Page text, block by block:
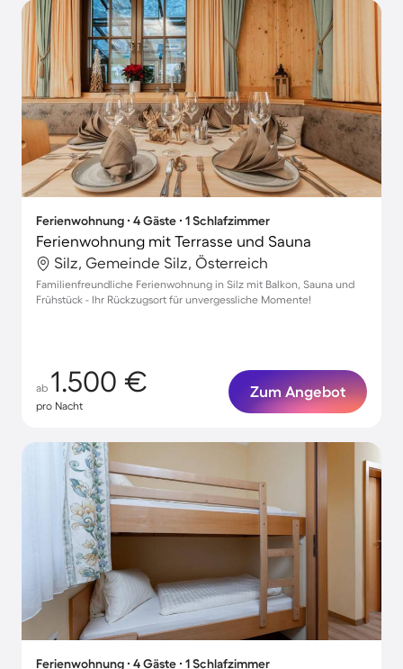
Ferienwohnung ∙ 4 Gäste ∙ 1 Schlafzimmer
Ferienwohnung mit Terrasse und Sauna
Silz, Gemeinde Silz, Österreich
Familienfreundliche Ferienwohnung in Silz mit Balkon, Sauna und
Frühstück - Ihr Rückzugsort für unvergessliche Momente!
ab 1.500 €
pro Nacht
Zum Angebot
Ferienwohnung ∙ 4 Gäste ∙ 1 Schlafzimmer